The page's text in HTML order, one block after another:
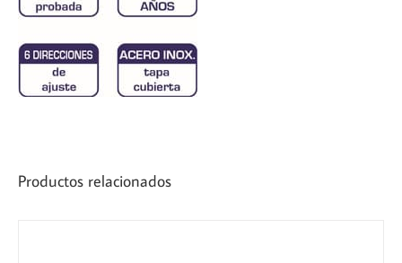
Productos relacionados